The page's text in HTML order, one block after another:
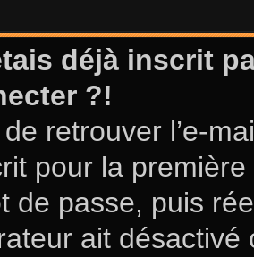
déjà inscrit
?!
retrouver l’e-
pour la
de passe, puis
ait